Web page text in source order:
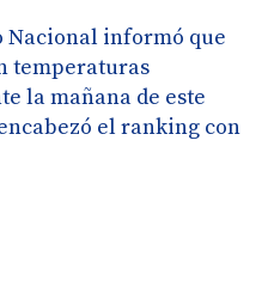
Nacional informó que
temperaturas
la mañana de este
el ranking con